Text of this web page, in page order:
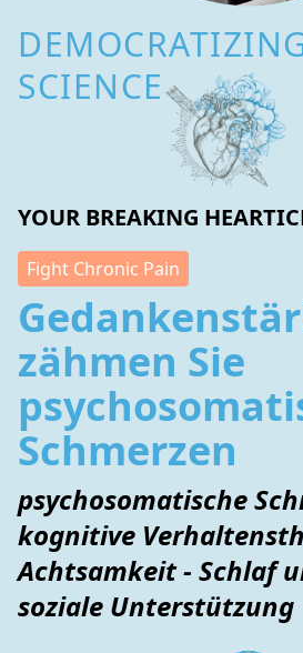
SCIENCE
YOUR BREAKING
Fight Chronic Pain
zähmen Sie
Schmerzen
psychosomatische
kognitive
Achtsamkeit - Schlaf
soziale Unterstützung